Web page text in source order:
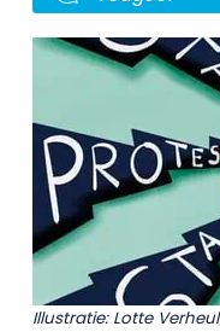
Illustratie: Lotte Verheul